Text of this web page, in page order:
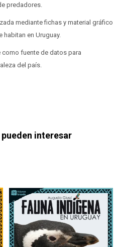
predadores.
mediante fichas y material gráfico
en Uruguay.
fuente de datos para
del país.
interesar